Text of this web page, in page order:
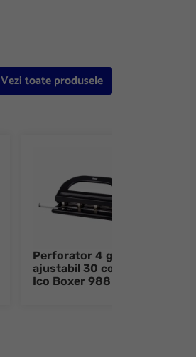
Vezi toate produsele
Perforator 4 gauri
ajustabil 30 coli
Ico Boxer 988